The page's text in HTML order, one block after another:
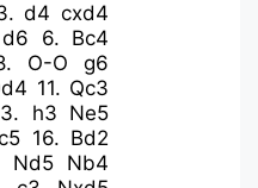
d4 cxd4
d6 6. Bc4
O-O
g6
11. Qc3
h3 Ne5
16. Bd2
Nd5
Nb4